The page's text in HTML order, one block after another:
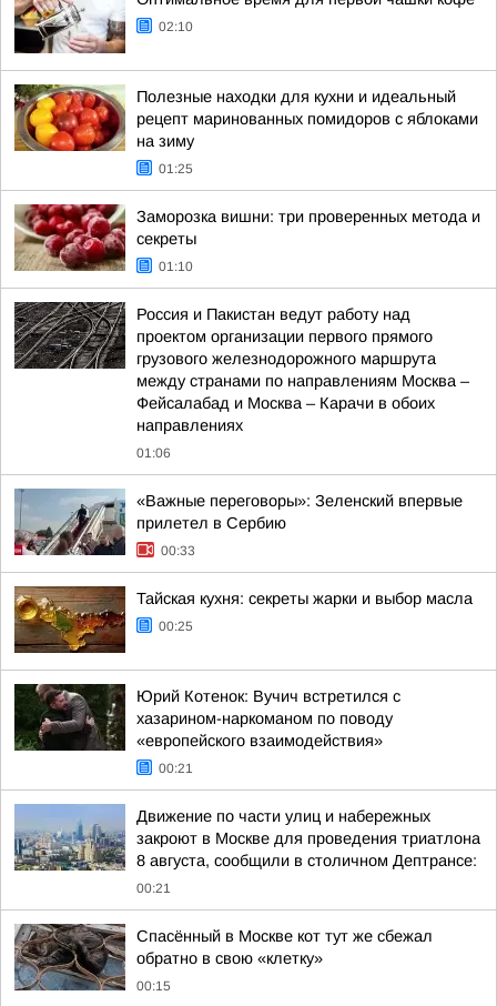
02:10
Полезные находки для кухни и идеальный
рецепт маринованных помидоров с яблоками
на зиму
01:25
Заморозка вишни: три проверенных метода и
секреты
01:10
Россия и Пакистан ведут работу над
проектом организации первого прямого
грузового железнодорожного маршрута
между странами по направлениям Москва –
Фейсалабад и Москва – Карачи в обоих
направлениях
01:06
«Важные переговоры»: Зеленский впервые
прилетел в Сербию
00:33
Тайская кухня: секреты жарки и выбор масла
00:25
Юрий Котенок: Вучич встретился с
хазарином-наркоманом по поводу
«европейского взаимодействия»
00:21
Движение по части улиц и набережных
закроют в Москве для проведения триатлона
8 августа, сообщили в столичном Дептрансе:
00:21
Спасённый в Москве кот тут же сбежал
обратно в свою «клетку»
00:15